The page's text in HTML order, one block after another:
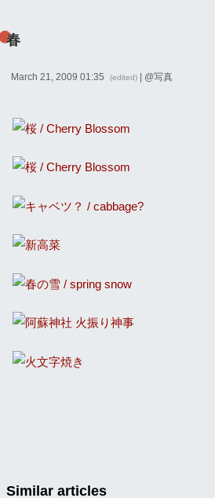
春
March 21, 2009 01:35 (edited) | @写真
Similar articles